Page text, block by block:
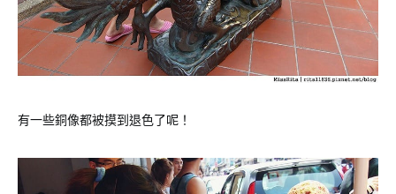
有一些銅像都被摸到退色了呢！